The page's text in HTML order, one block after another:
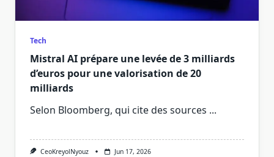
Tech
Mistral AI prépare une levée de 3 milliards
d’euros pour une valorisation de 20
milliards
Selon Bloomberg, qui cite des sources ...
CeoKreyolNyouz Jun 17, 2026